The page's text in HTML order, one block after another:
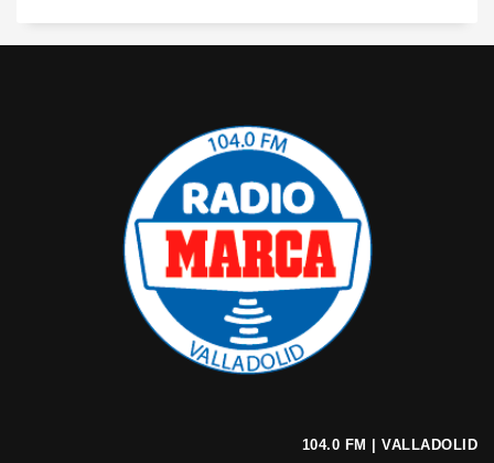
104.0 FM | VALLADOLID